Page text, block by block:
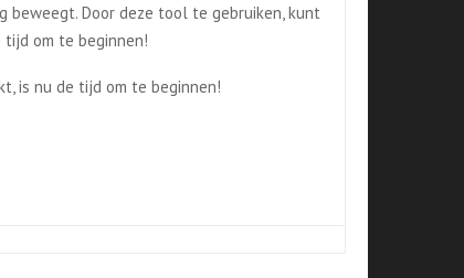
beweegt. Door deze tool te gebruiken, kunt
om te beginnen!
is nu de tijd om te beginnen!